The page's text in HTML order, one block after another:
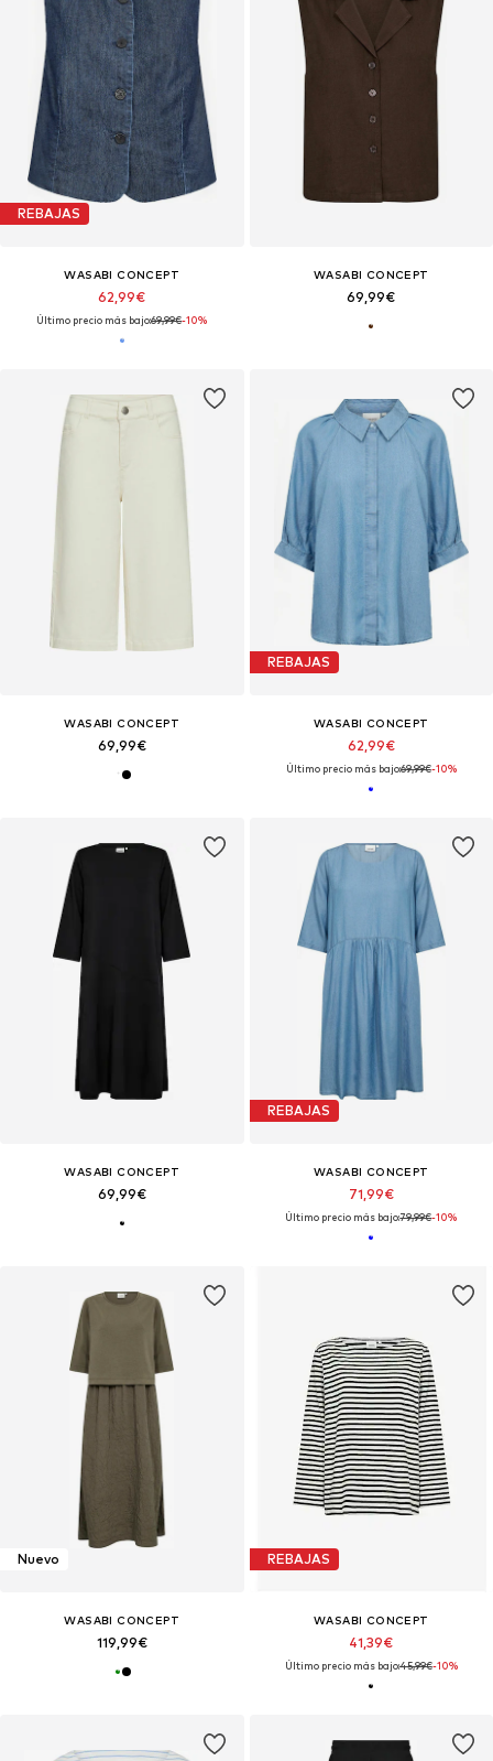
REBAJAS
WASABI CONCEPT
62,99€
Último precio más bajo:69,99€-10%
WASABI CONCEPT
69,99€
WASABI CONCEPT
69,99€
REBAJAS
WASABI CONCEPT
62,99€
Último precio más bajo:69,99€-10%
WASABI CONCEPT
69,99€
REBAJAS
WASABI CONCEPT
71,99€
Último precio más bajo:79,99€-10%
Nuevo
WASABI CONCEPT
119,99€
REBAJAS
WASABI CONCEPT
41,39€
Último precio más bajo:45,99€-10%